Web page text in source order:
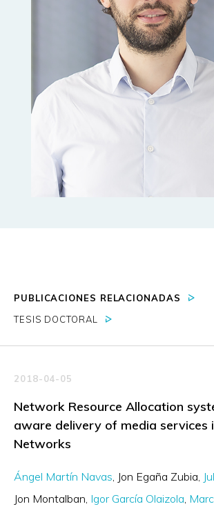
PUBLICACIONES RELACIONADAS
TESIS DOCTORAL
2018-04-05
Network Resource Allocation
aware delivery of media services
Networks
Ángel Martín Navas Jon Egaña Zubia
Jon Montalban Igor García Olaizola